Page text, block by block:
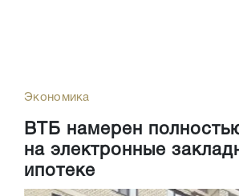
Экономика
ВТБ намерен
на электронные
ипотеке